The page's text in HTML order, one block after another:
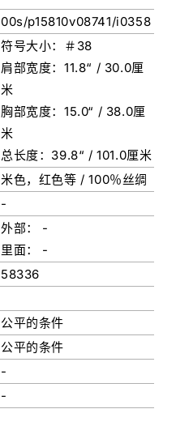
00s/p15810v08741/i0358
符号大小：＃38
肩部宽度：11.8“ / 30.0厘
米
胸部宽度：15.0“ / 38.0厘
米
总长度：39.8“ / 101.0厘米
米色，红色等 / 100％丝绸
-
外部： -
里面： -
58336
公平的条件
公平的条件
-
-